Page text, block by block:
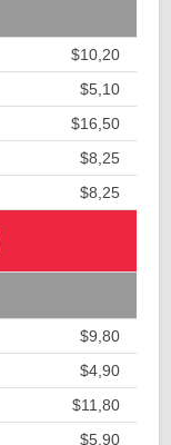
$10,20
$5,10
$16,50
$8,25
$8,25
$9,80
$4,90
$11,80
$5,90